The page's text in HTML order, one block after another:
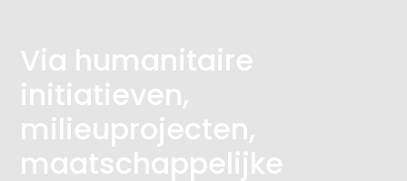
Via humanitaire
initiatieven,
milieuprojecten,
maatschappelijke